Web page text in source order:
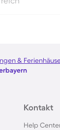
&
Kontakt
Help